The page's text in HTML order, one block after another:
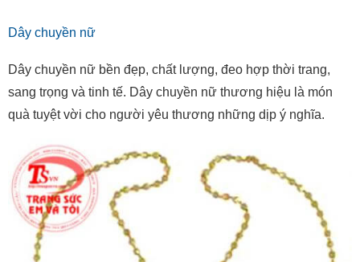
Dây chuyền nữ
Dây chuyền nữ bền đẹp, chất lượng, đeo hợp thời trang,
sang trọng và tinh tế. Dây chuyền nữ thương hiệu là món
quà tuyệt vời cho người yêu thương những dịp ý nghĩa.